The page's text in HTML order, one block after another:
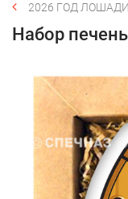
2026 ГОД ЛОШАДИ
Набор